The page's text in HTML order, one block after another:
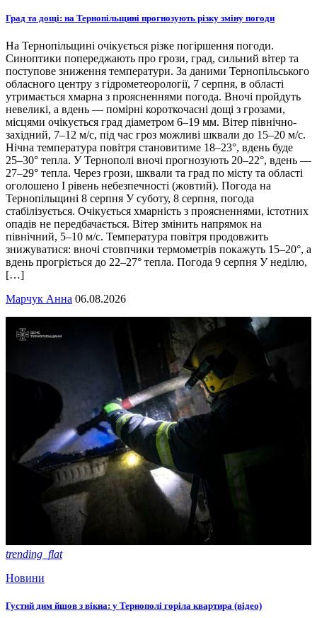
Град та дощі: на Тернопільщині прогнозують різку зміну погоди
На Тернопільщині очікується різке погіршення погоди.
Синоптики попереджають про грози, град, сильний вітер та
поступове зниження температури. За даними Тернопільського
обласного центру з гідрометеорології, 7 серпня, в області
утримається хмарна з проясненнями погода. Вночі пройдуть
невеликі, а вдень — помірні короткочасні дощі з грозами,
місцями очікується град діаметром 6–19 мм. Вітер північно-
західний, 7–12 м/с, під час гроз можливі шквали до 15–20 м/с.
Нічна температура повітря становитиме 18–23°, вдень буде
25–30° тепла. У Тернополі вночі прогнозують 20–22°, вдень —
27–29° тепла. Через грози, шквали та град по місту та області
оголошено І рівень небезпечності (жовтий). Погода на
Тернопільщині 8 серпня У суботу, 8 серпня, погода
стабілізується. Очікується хмарність з проясненнями, істотних
опадів не передбачається. Вітер змінить напрямок на
північний, 5–10 м/с. Температура повітря продовжить
знижуватися: вночі стовпчики термометрів покажуть 15–20°, а
вдень прогріється до 22–27° тепла. Погода 9 серпня У неділю,
[…]
Марчук Анна 06.08.2026
trending_flat
Новини
Густий дим йшов з вікна: у Тернополі горіла квартира (відео)